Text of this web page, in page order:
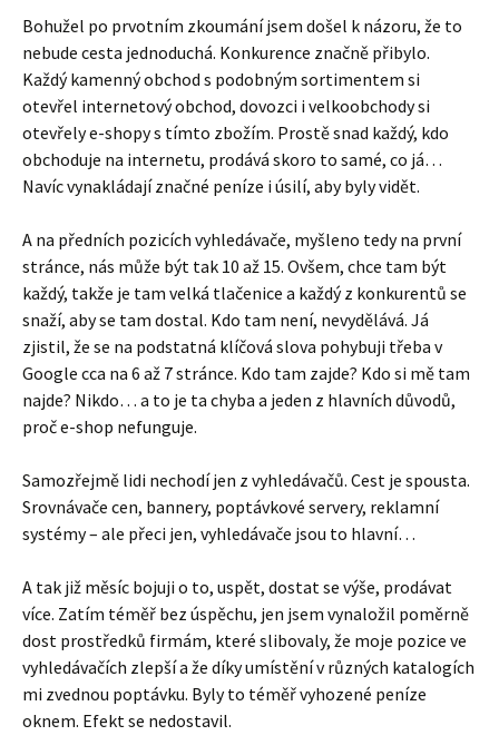
Bohužel po prvotním zkoumání jsem došel k názoru, že to
nebude cesta jednoduchá. Konkurence značně přibylo.
Každý kamenný obchod s podobným sortimentem si
otevřel internetový obchod, dovozci i velkoobchody si
otevřely e-shopy s tímto zbožím. Prostě snad každý, kdo
obchoduje na internetu, prodává skoro to samé, co já…
Navíc vynakládají značné peníze i úsilí, aby byly vidět.
A na předních pozicích vyhledávače, myšleno tedy na první
stránce, nás může být tak 10 až 15. Ovšem, chce tam být
každý, takže je tam velká tlačenice a každý z konkurentů se
snaží, aby se tam dostal. Kdo tam není, nevydělává. Já
zjistil, že se na podstatná klíčová slova pohybuji třeba v
Google cca na 6 až 7 stránce. Kdo tam zajde? Kdo si mě tam
najde? Nikdo… a to je ta chyba a jeden z hlavních důvodů,
proč e-shop nefunguje.
Samozřejmě lidi nechodí jen z vyhledávačů. Cest je spousta.
Srovnávače cen, bannery, poptávkové servery, reklamní
systémy – ale přeci jen, vyhledávače jsou to hlavní…
A tak již měsíc bojuji o to, uspět, dostat se výše, prodávat
více. Zatím téměř bez úspěchu, jen jsem vynaložil poměrně
dost prostředků firmám, které slibovaly, že moje pozice ve
vyhledávačích zlepší a že díky umístění v různých katalogích
mi zvednou poptávku. Byly to téměř vyhozené peníze
oknem. Efekt se nedostavil.